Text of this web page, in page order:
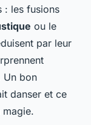
: les fusions
ou le
par leur
Un bon
danser et ce
magie.